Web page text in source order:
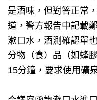
是酒味，但對答正常
道，警方報告中記載
漱口水，酒測確認單
分物（食）品（如蜂
15分鐘，要求使用礦